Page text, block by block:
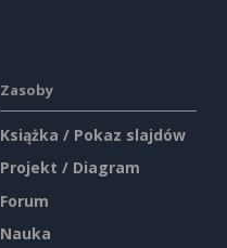
Zasoby
Książka / Pokaz slajdów
Projekt / Diagram
Forum
Nauka